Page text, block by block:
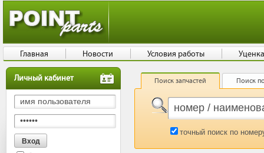
Личный кабинет Поиск запчастей Поиск
точный поиск по
Главная Новости Условия работы